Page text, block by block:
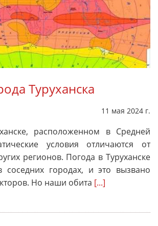
Туруханска
11 мая 2024 г.
расположенном в Средней
условия отличаются от
регионов. Погода в Туруханске
соседних городах, и это вызвано
Но наши обита [...]